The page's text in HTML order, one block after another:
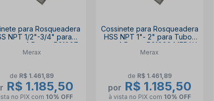
para Rosqueadera
NPT 1/2"-3/4" para
com 4 Peças R21007
MERAX
Merax
de R$ 1.461,89
R$ 1.185,50
no PIX com 10% OFF
Cossinete para Rosqueadera
HSS NPT 1"- 2" para Tubos
com 4 Peças R21009 MERAX
Merax
de R$ 1.461,89
por R$ 1.185,50
à vista no PIX com 10% OFF